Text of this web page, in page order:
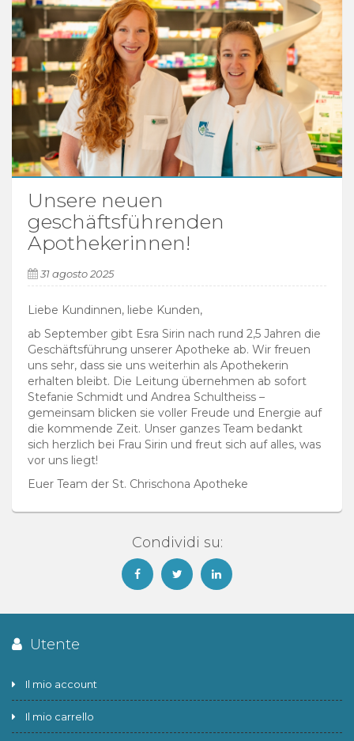
Unsere neuen
geschäftsführenden
Apothekerinnen!
31 agosto 2025
Liebe Kundinnen, liebe Kunden,
ab September gibt Esra Sirin nach rund 2,5 Jahren die
Geschäftsführung unserer Apotheke ab. Wir freuen
uns sehr, dass sie uns weiterhin als Apothekerin
erhalten bleibt. Die Leitung übernehmen ab sofort
Stefanie Schmidt und Andrea Schultheiss –
gemeinsam blicken sie voller Freude und Energie auf
die kommende Zeit. Unser ganzes Team bedankt
sich herzlich bei Frau Sirin und freut sich auf alles, was
vor uns liegt!
Euer Team der St. Chrischona Apotheke
Condividi su:
Utente
Il mio account
Il mio carrello